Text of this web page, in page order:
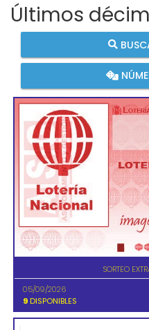
Últimos
SORTEO
05/09/2026
9 DISPONIBLES